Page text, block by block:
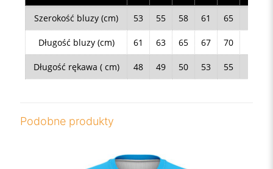
Szerokość bluzy (cm) 53 55 58 61 65
Długość bluzy (cm) 61 63 65 67 70
Długość rękawa ( cm) 48 49 50 53 55
Podobne produkty